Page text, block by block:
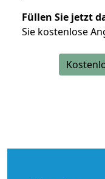
Füllen Sie jetzt
Sie kostenlose